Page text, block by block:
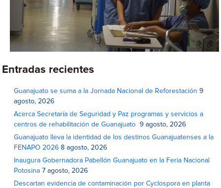
Entradas recientes
Guanajuato se suma a la Jornada Nacional de Reforestación 9
agosto, 2026
Acerca Secretaría de Seguridad y Paz programas y servicios a
centros de rehabilitación de Guanajuato
9 agosto, 2026
Guanajuato lleva la identidad de los destinos Guanajuatenses a la
FENAPO 2026 8 agosto, 2026
Inaugura Gobernadora Pabellón Guanajuato en la Feria Nacional
Potosina 7 agosto, 2026
Descartan evidencia de contaminación por Cyclospora en planta